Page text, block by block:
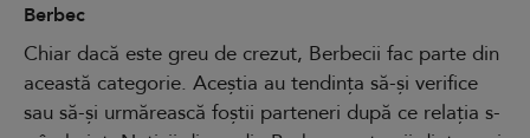
Berbec
Chiar dacă este greu de crezut, Berbecii fac parte din
această categorie. Aceștia au tendința să-și verifice
sau să-și urmărească foștii parteneri după ce relația s-